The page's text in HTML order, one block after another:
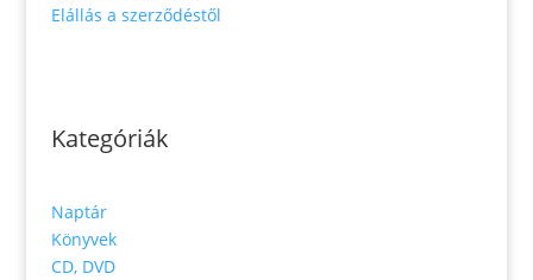
Elállás a szerződéstől
Kategóriák
Naptár
Könyvek
CD, DVD